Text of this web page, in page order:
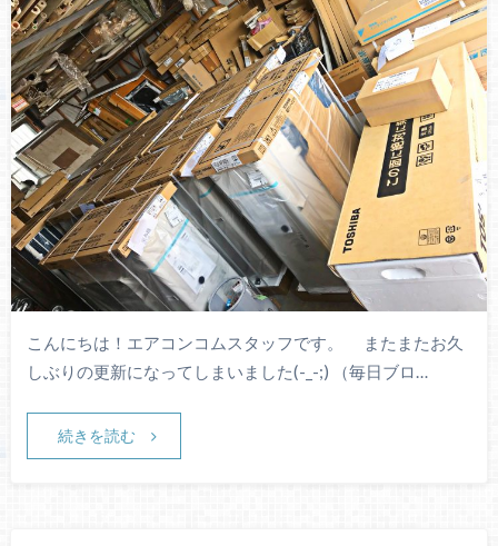
こんにちは！エアコンコムスタッフです。 またまたお久
しぶりの更新になってしまいました(-_-;) （毎日ブロ…
続きを読む